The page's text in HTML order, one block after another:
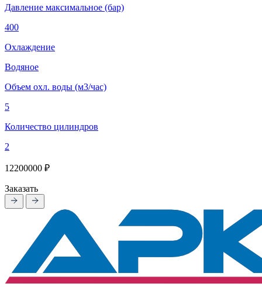
Давление максимальное (бар)
400
Охлаждение
Водяное
Объем охл. воды (м3/час)
5
Количество цилиндров
2
12200000 ₽
Заказать